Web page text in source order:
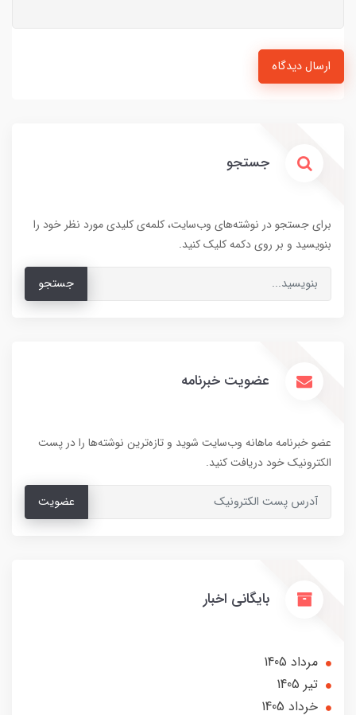
ارسال دیدگاه
جستجو
برای جستجو در نوشته‌های وب‌سایت، کلمه‌ی کلیدی مورد نظر خود را
بنویسید و بر روی دکمه کلیک کنید.
جستجو
عضویت خبرنامه
عضو خبرنامه ماهانه وب‌سایت شوید و تازه‌ترین نوشته‌ها را در پست
الکترونیک خود دریافت کنید.
عضویت
بایگانی اخبار
مرداد 1405
تير 1405
خرداد 1405